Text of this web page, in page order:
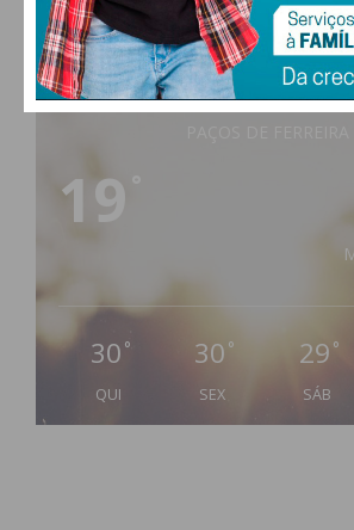
19
30 °
QUI
30 °
SEX
29 °
SÁB